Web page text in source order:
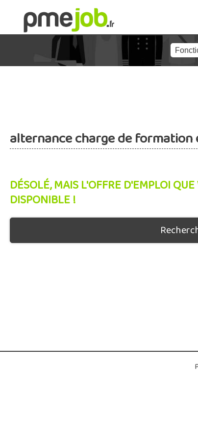
alternance charge de formation
DÉSOLÉ, MAIS L'OFFRE D'EMPLOI
DISPONIBLE !